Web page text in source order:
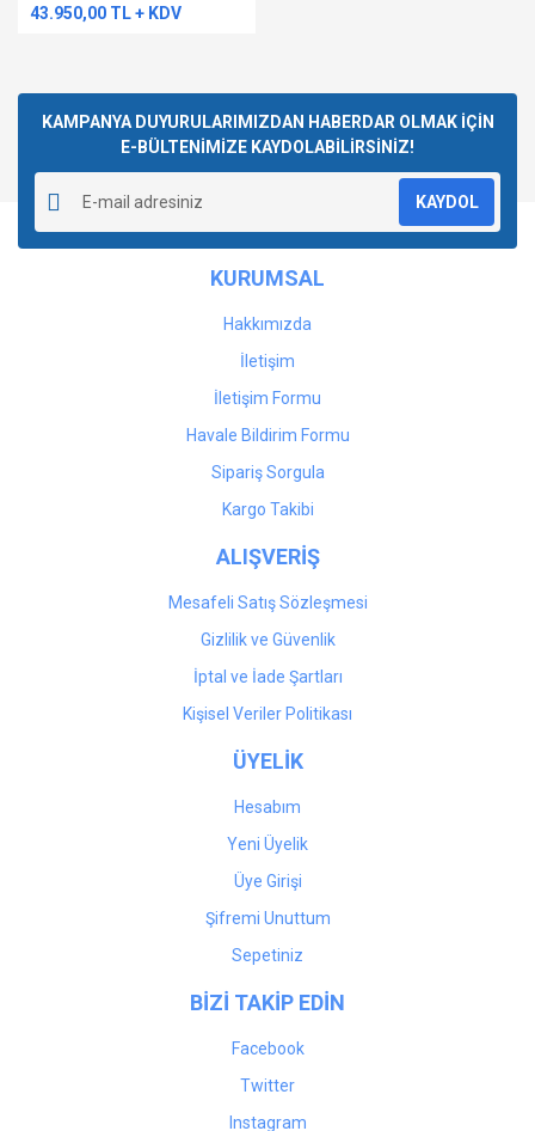
43.950,00 TL + KDV
KAMPANYA DUYURULARIMIZDAN HABERDAR OLMAK İÇİN
E-BÜLTENİMİZE KAYDOLABİLİRSİNİZ!
KAYDOL
KURUMSAL
Hakkımızda
İletişim
İletişim Formu
Havale Bildirim Formu
Sipariş Sorgula
Kargo Takibi
ALIŞVERİŞ
Mesafeli Satış Sözleşmesi
Gizlilik ve Güvenlik
İptal ve İade Şartları
Kişisel Veriler Politikası
ÜYELİK
Hesabım
Yeni Üyelik
Üye Girişi
Şifremi Unuttum
Sepetiniz
BİZİ TAKİP EDİN
Facebook
Twitter
Instagram